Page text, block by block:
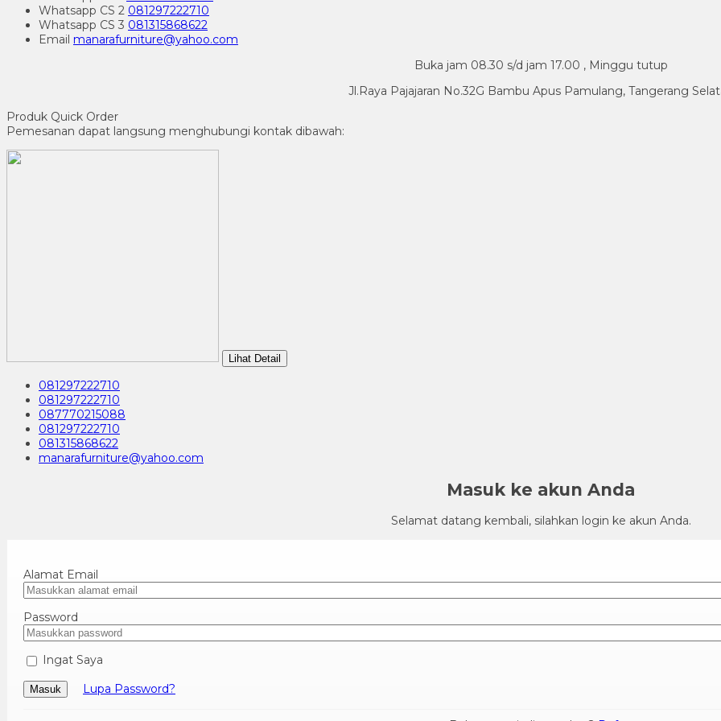
Whatsapp CS 2 081297222710
Whatsapp CS 3 081315868622
Email manarafurniture@yahoo.com
Buka jam 08.30 s/d jam 17.00 , Minggu tutup
Jl.Raya Pajajaran No.32G Bambu Apus Pamulang, Tangerang
Produk Quick Order
Pemesanan dapat langsung menghubungi kontak dibawah:
Lihat Detail
081297222710
081297222710
087770215088
081297222710
081315868622
manarafurniture@yahoo.com
Masuk ke akun Anda
Selamat datang kembali, silahkan login ke akun Anda.
Alamat Email
Password
Ingat Saya
Masuk Lupa Password?